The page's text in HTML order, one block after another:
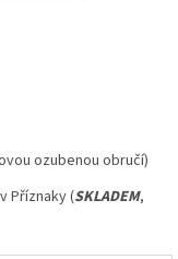
ozubenou obručí)
Příznaky (SKLADEM,